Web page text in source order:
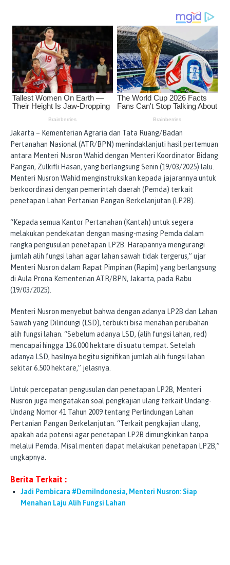
Jakarta – Kementerian Agraria dan Tata Ruang/Badan
Pertanahan Nasional (ATR/BPN) menindaklanjuti hasil pertemuan
antara Menteri Nusron Wahid dengan Menteri Koordinator Bidang
Pangan, Zulkifli Hasan, yang berlangsung Senin (19/03/2025) lalu.
Menteri Nusron Wahid menginstruksikan kepada jajarannya untuk
berkoordinasi dengan pemerintah daerah (Pemda) terkait
penetapan Lahan Pertanian Pangan Berkelanjutan (LP2B).
“Kepada semua Kantor Pertanahan (Kantah) untuk segera
melakukan pendekatan dengan masing-masing Pemda dalam
rangka pengusulan penetapan LP2B. Harapannya mengurangi
jumlah alih fungsi lahan agar lahan sawah tidak tergerus,” ujar
Menteri Nusron dalam Rapat Pimpinan (Rapim) yang berlangsung
di Aula Prona Kementerian ATR/BPN, Jakarta, pada Rabu
(19/03/2025).
Menteri Nusron menyebut bahwa dengan adanya LP2B dan Lahan
Sawah yang Dilindungi (LSD), terbukti bisa menahan perubahan
alih fungsi lahan. “Sebelum adanya LSD, (alih fungsi lahan, red)
mencapai hingga 136.000 hektare di suatu tempat. Setelah
adanya LSD, hasilnya begitu signifikan jumlah alih fungsi lahan
sekitar 6.500 hektare,” jelasnya.
Untuk percepatan pengusulan dan penetapan LP2B, Menteri
Nusron juga mengatakan soal pengkajian ulang terkait Undang-
Undang Nomor 41 Tahun 2009 tentang Perlindungan Lahan
Pertanian Pangan Berkelanjutan. “Terkait pengkajian ulang,
apakah ada potensi agar penetapan LP2B dimungkinkan tanpa
melalui Pemda. Misal menteri dapat melakukan penetapan LP2B,”
ungkapnya.
Berita Terkait :
Jadi Pembicara #DemiIndonesia, Menteri Nusron: Siap
Menahan Laju Alih Fungsi Lahan